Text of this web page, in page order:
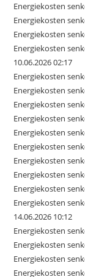
Energiekosten
Energiekosten
Energiekosten
Energiekosten
10.06.2026 02:17
Energiekosten
Energiekosten
Energiekosten
Energiekosten
Energiekosten
Energiekosten
Energiekosten
Energiekosten
Energiekosten
Energiekosten
14.06.2026 10:12
Energiekosten
Energiekosten
Energiekosten
Energiekosten